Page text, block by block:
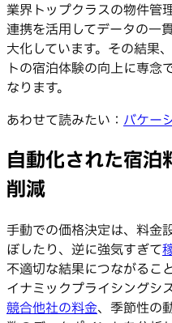
業界トップクラスの物件管
連携を活用してデータの一
大化しています。その結果
トの宿泊体験の向上に専念
なります。
あわせて読みたい： バケー
自動化された宿泊
削減
手動での価格決定は、料金
ぼしたり、逆に強気すぎて
不適切な結果につながるこ
イナミックプライシングシ
競合他社の料金、季節性の